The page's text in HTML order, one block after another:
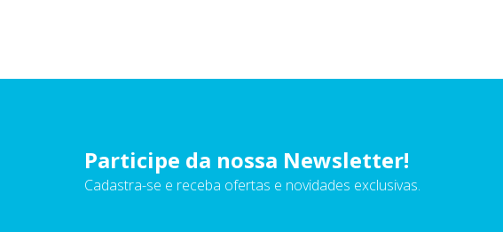
Participe da nossa Newsletter!
Cadastra-se e receba ofertas e novidades exclusivas.